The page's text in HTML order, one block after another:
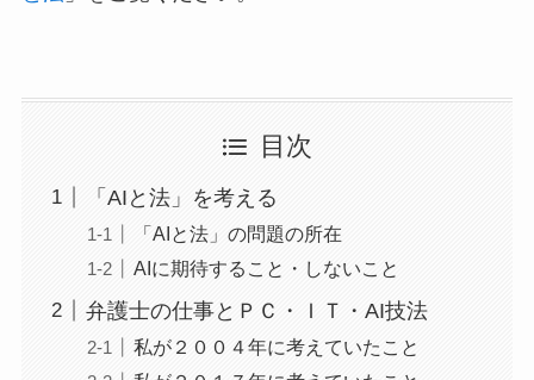
目次
「AIと法」を考える
「AIと法」の問題の所在
AIに期待すること・しないこと
弁護士の仕事とＰＣ・ＩＴ・AI技法
私が２００４年に考えていたこと